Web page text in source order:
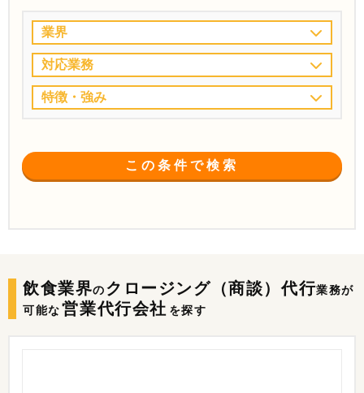
業界
対応業務
特徴・強み
この条件で検索
飲食業界のクロージング（商談）代行業務が
可能な 営業代行会社 を探す